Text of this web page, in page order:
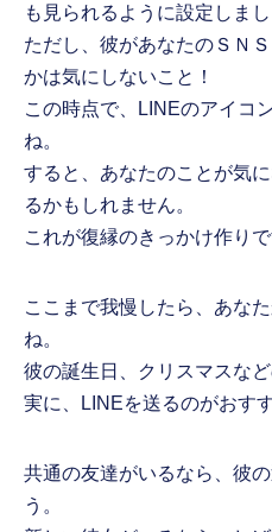
も見られるように設定しまし
ただし、彼があなたのＳＮ
かは気にしないこと！
この時点で、LINEのアイコ
ね。
すると、あなたのことが気
るかもしれません。
これが復縁のきっかけ作りで
ここまで我慢したら、あな
ね。
彼の誕生日、クリスマスな
実に、LINEを送るのがおす
共通の友達がいるなら、彼
う。